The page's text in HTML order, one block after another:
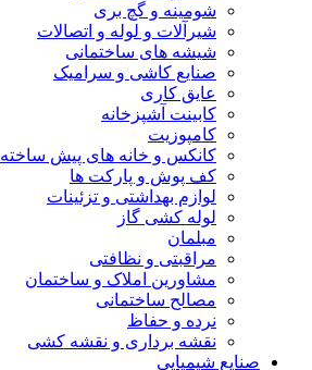
شومینه و گچ بری
شیرآلات و لوله و اتصالات
شیشه های ساختمانی
صنایع کاشی و سرامیک
عایق کاری
کابینت آشپزخانه
کامپوزیت
کانکس و خانه های پیش ساخته
کف پوش و پارکت ها
لوازم بهداشتی و تزئینات
لوله کشی گاز
مبلمان
مراقبتی و نظافتی
مشاورین املاک و ساختمان
مصالح ساختمانی
نرده و حفاظ
نقشه برداری و نقشه کشی
صنایع شیمیایی